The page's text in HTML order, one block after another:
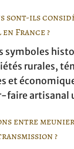
sont-ils
France ?
symboles
rurales,
et
faire artisanal
entre
?